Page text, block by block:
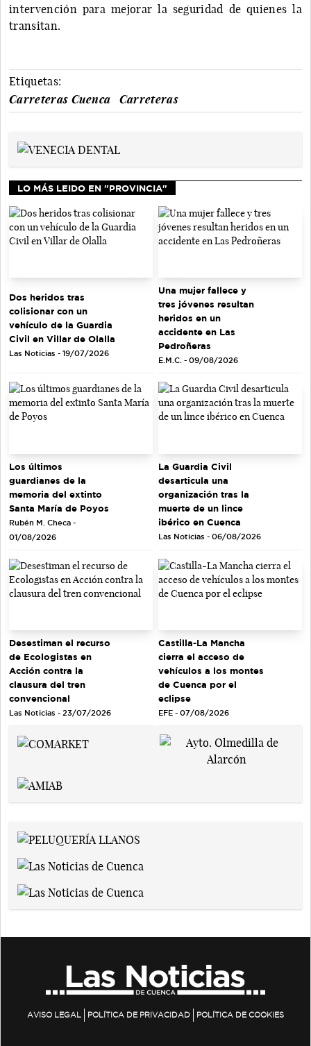
intervención para mejorar la seguridad de quienes la
transitan.
Etiquetas:
Carreteras Cuenca
Carreteras
LO MÁS LEIDO EN "PROVINCIA"
Dos heridos tras
colisionar con un
vehículo de la Guardia
Civil en Villar de Olalla
Las Noticias - 19/07/2026
Una mujer fallece y
tres jóvenes resultan
heridos en un
accidente en Las
Pedroñeras
E.M.C. - 09/08/2026
Los últimos
guardianes de la
memoria del extinto
Santa María de Poyos
Rubén M. Checa -
01/08/2026
La Guardia Civil
desarticula una
organización tras la
muerte de un lince
ibérico en Cuenca
Las Noticias - 06/08/2026
Desestiman el recurso
de Ecologistas en
Acción contra la
clausura del tren
convencional
Las Noticias - 23/07/2026
Castilla-La Mancha
cierra el acceso de
vehículos a los montes
de Cuenca por el
eclipse
EFE - 07/08/2026
AVISO LEGAL POLÍTICA DE PRIVACIDAD POLÍTICA DE COOKIES